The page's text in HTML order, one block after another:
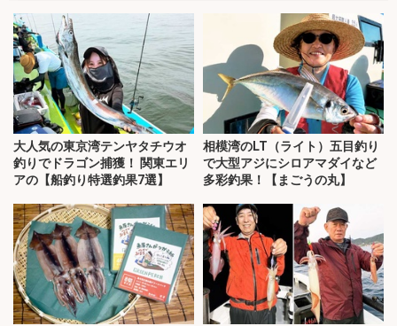
大人気の東京湾テンヤタチウオ
釣りでドラゴン捕獲！ 関東エリ
アの【船釣り特選釣果7選】
相模湾のLT（ライト）五目釣り
で大型アジにシロアマダイなど
多彩釣果！【まごうの丸】